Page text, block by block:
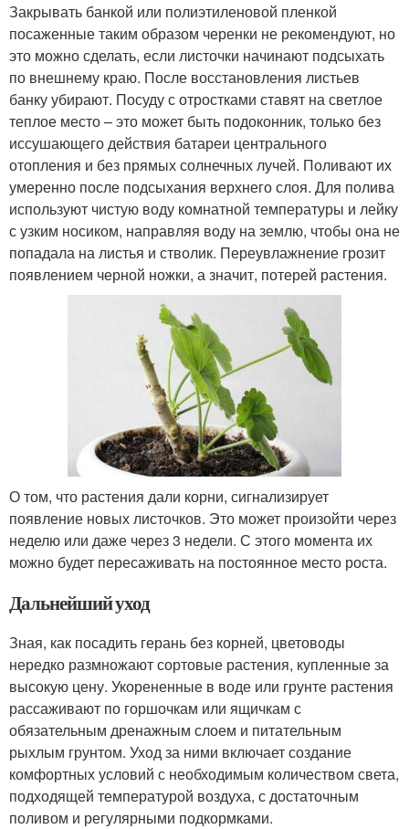
Закрывать банкой или полиэтиленовой пленкой
посаженные таким образом черенки не рекомендуют, но
это можно сделать, если листочки начинают подсыхать
по внешнему краю. После восстановления листьев
банку убирают. Посуду с отростками ставят на светлое
теплое место – это может быть подоконник, только без
иссушающего действия батареи центрального
отопления и без прямых солнечных лучей. Поливают их
умеренно после подсыхания верхнего слоя. Для полива
используют чистую воду комнатной температуры и лейку
с узким носиком, направляя воду на землю, чтобы она не
попадала на листья и стволик. Переувлажнение грозит
появлением черной ножки, а значит, потерей растения.
О том, что растения дали корни, сигнализирует
появление новых листочков. Это может произойти через
неделю или даже через 3 недели. С этого момента их
можно будет пересаживать на постоянное место роста.
Дальнейший уход
Зная, как посадить герань без корней, цветоводы
нередко размножают сортовые растения, купленные за
высокую цену. Укорененные в воде или грунте растения
рассаживают по горшочкам или ящичкам с
обязательным дренажным слоем и питательным
рыхлым грунтом. Уход за ними включает создание
комфортных условий с необходимым количеством света,
подходящей температурой воздуха, с достаточным
поливом и регулярными подкормками.